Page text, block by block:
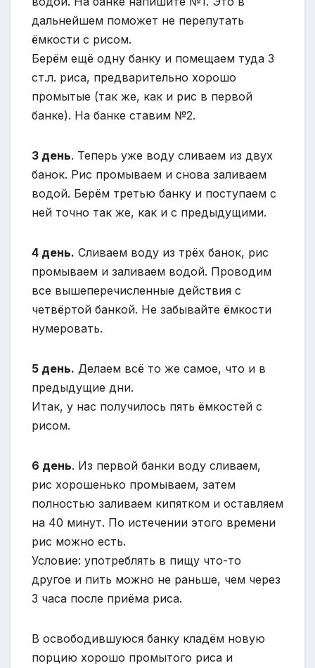
дальнейшем поможет не перепутать
ёмкости с рисом.
Берём ещё одну банку и помещаем туда 3
ст.л. риса, предварительно хорошо
промытые (так же, как и рис в первой
банке). На банке ставим №2.
3 день. Теперь уже воду сливаем из двух
банок. Рис промываем и снова заливаем
водой. Берём третью банку и поступаем с
ней точно так же, как и с предыдущими.
4 день. Сливаем воду из трёх банок, рис
промываем и заливаем водой. Проводим
все вышеперечисленные действия с
четвёртой банкой. Не забывайте ёмкости
нумеровать.
5 день. Делаем всё то же самое, что и в
предыдущие дни.
Итак, у нас получилось пять ёмкостей с
рисом.
6 день. Из первой банки воду сливаем,
рис хорошенько промываем, затем
полностью заливаем кипятком и оставляем
на 40 минут. По истечении этого времени
рис можно есть.
Условие: употреблять в пищу что-то
другое и пить можно не раньше, чем через
3 часа после приёма риса.
В освободившуюся банку кладём новую
порцию хорошо промытого риса и